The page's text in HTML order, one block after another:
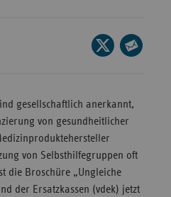
Seite
auf
gesellschaftlich anerkannt,
von gesundheitlicher
von Selbsthilfegruppen oft
die Broschüre „Ungleiche
der Ersatzkassen (vdek) jetzt